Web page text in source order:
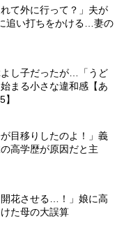
て外に行って？」夫が
追い打ちをかける…妻の
し子だったが…「うど
まる小さな違和感【あ
目移りしたのよ！」義
高学歴が原因だと主
開花させる…！」娘に高
た母の大誤算